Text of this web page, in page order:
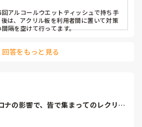
アルコールウエットティッシュで持ち手
は、アクリル板を利用者間に置いて対策
隔を空けて行ってます。
回答をもっと見る
ナの影響で、皆で集まってのレクリエ